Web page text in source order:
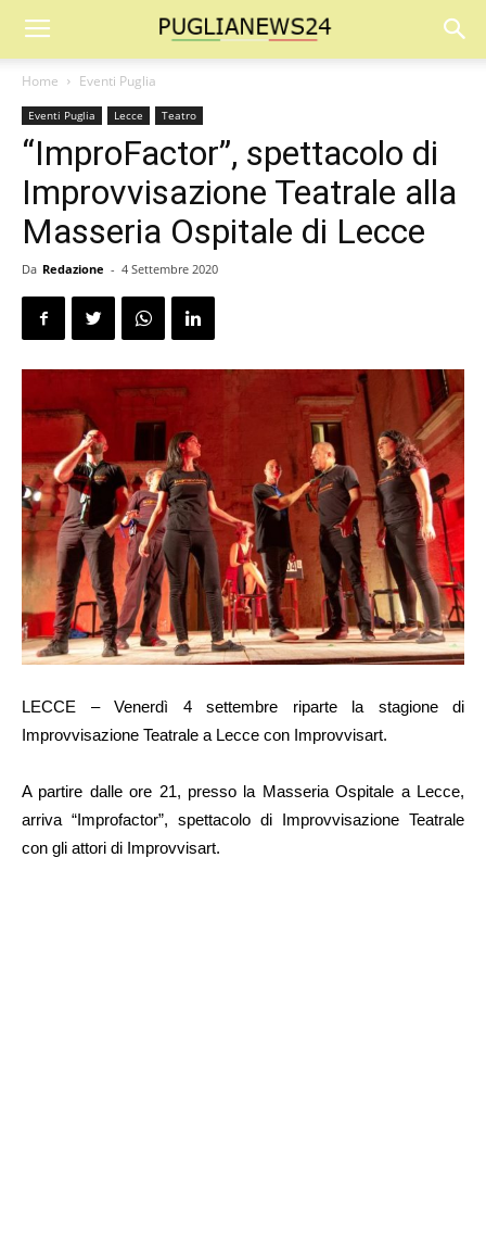
Home Eventi Puglia
Eventi Puglia Lecce Teatro
“ImproFactor”, spettacolo di
Improvvisazione Teatrale alla
Masseria Ospitale di Lecce
Da Redazione - 4 Settembre 2020
LECCE – Venerdì 4 settembre riparte la stagione di
Improvvisazione Teatrale a Lecce con Improvvisart.
A partire dalle ore 21, presso la Masseria Ospitale a Lecce,
arriva “Improfactor”, spettacolo di Improvvisazione Teatrale
con gli attori di Improvvisart.